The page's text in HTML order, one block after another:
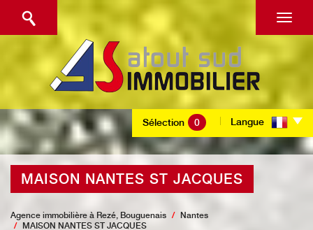
Sélection 0 Langue
MAISON NANTES ST JACQUES
Agence immobilière à Rezé, Bouguenais
Nantes
MAISON NANTES ST JACQUES